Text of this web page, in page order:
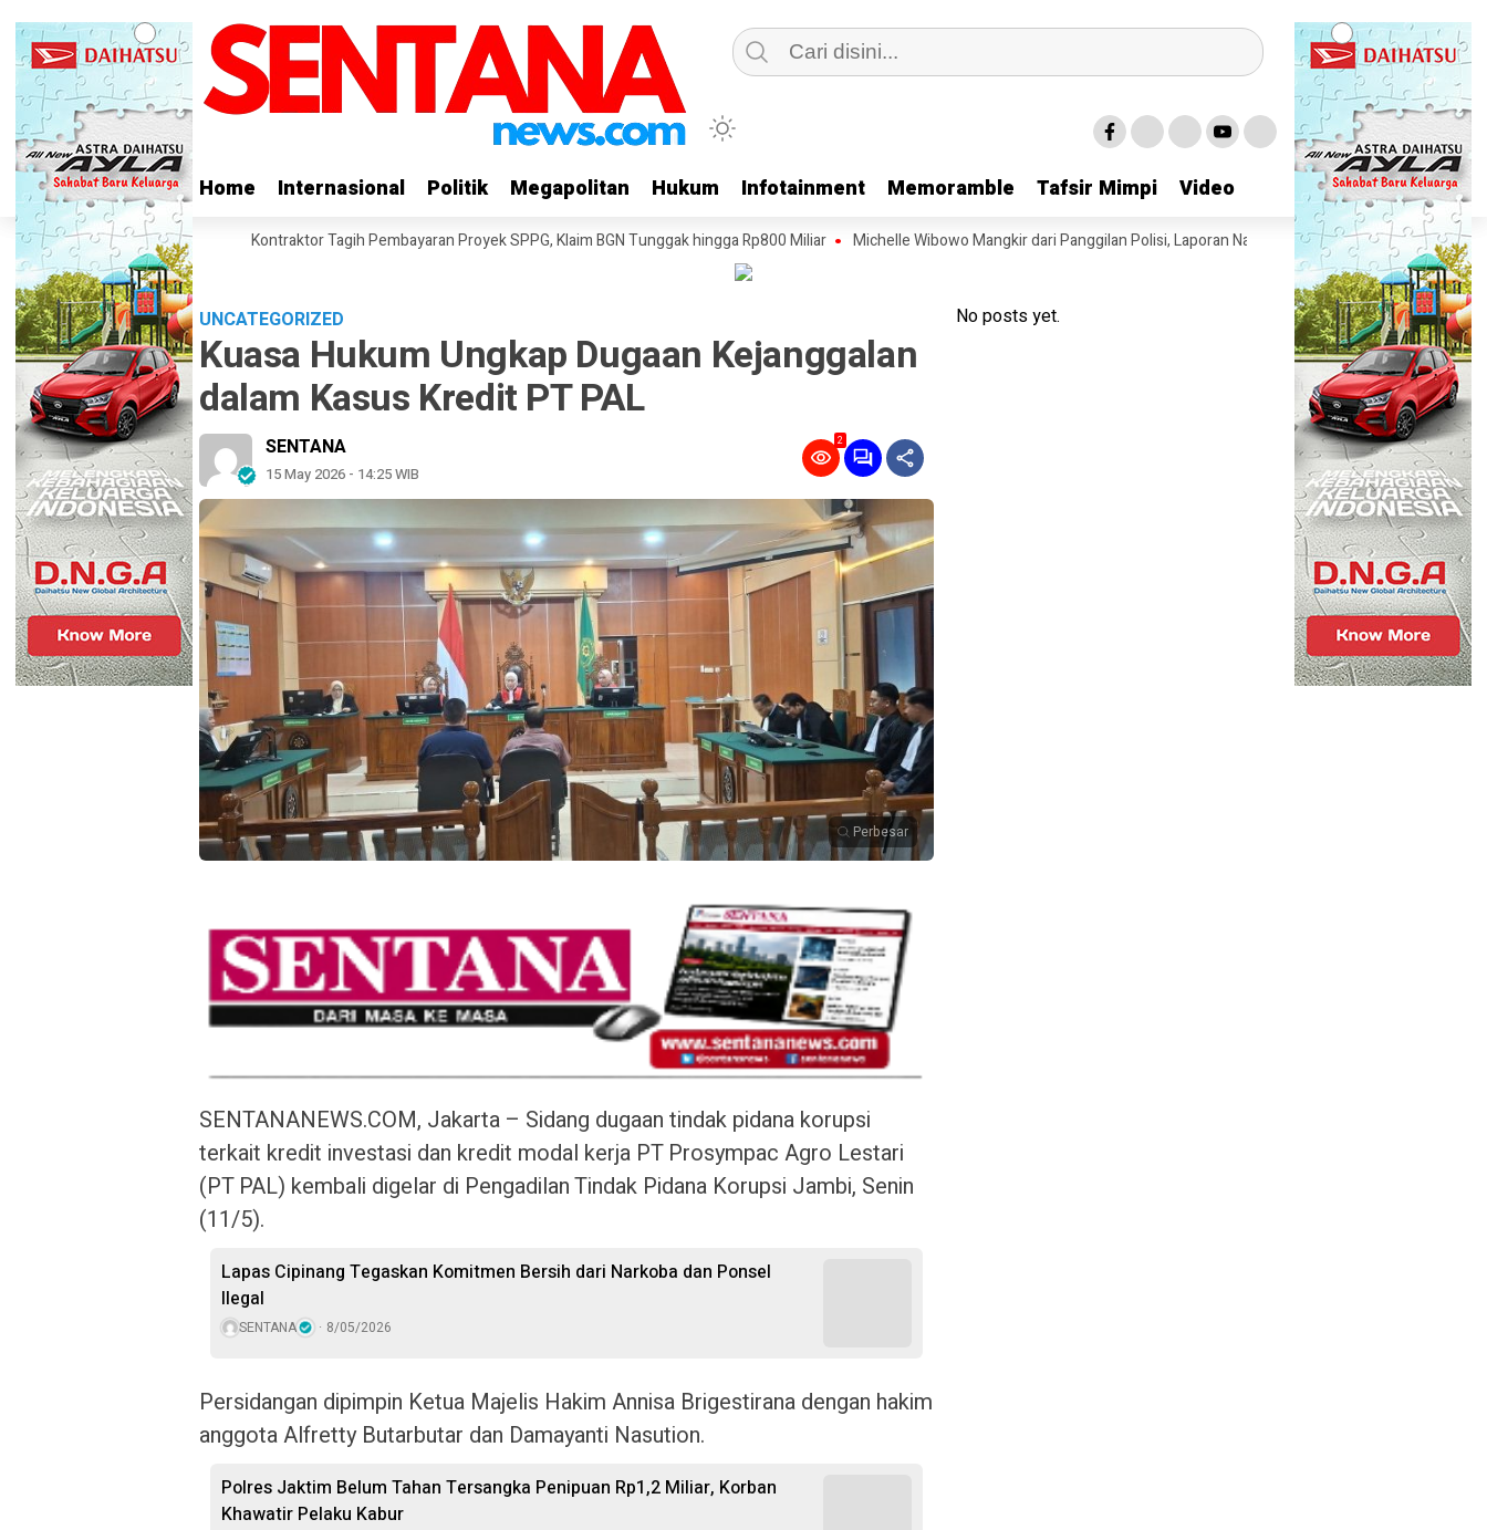
Home Internasional Politik Megapolitan Hukum Infotainment Memoramble Tafsir Mimpi Video
Home Internasional Politik Megapolitan Hukum Infotainment Memoramble Tafsir Mimpi Video
Hashim Bicara MBG Kontraktor Tagih Pembayaran Proyek SPPG, Klaim BGN Tunggak hingga Rp800 Miliar Michelle Wibowo Mangkir dari Panggilan Polisi, Laporan Natalia Rusli Berlanjut Kasus Dugaan
UNCATEGORIZED
Kuasa Hukum Ungkap Dugaan Kejanggalan
dalam Kasus Kredit PT PAL
SENTANA
15 May 2026 - 14:25 WIB
2
Perbesar
SENTANANEWS.COM, Jakarta – Sidang dugaan tindak pidana korupsi
terkait kredit investasi dan kredit modal kerja PT Prosympac Agro Lestari
(PT PAL) kembali digelar di Pengadilan Tindak Pidana Korupsi Jambi, Senin
(11/5).
Lapas Cipinang Tegaskan Komitmen Bersih dari Narkoba dan Ponsel
Ilegal
SENTANA 8/05/2026
Persidangan dipimpin Ketua Majelis Hakim Annisa Brigestirana dengan hakim
anggota Alfretty Butarbutar dan Damayanti Nasution.
Polres Jaktim Belum Tahan Tersangka Penipuan Rp1,2 Miliar, Korban
Khawatir Pelaku Kabur
No posts yet.